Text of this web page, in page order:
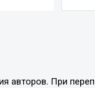
авторов. При